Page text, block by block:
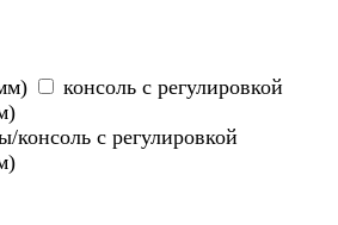
консоль с регулировкой
консоль с регулировкой